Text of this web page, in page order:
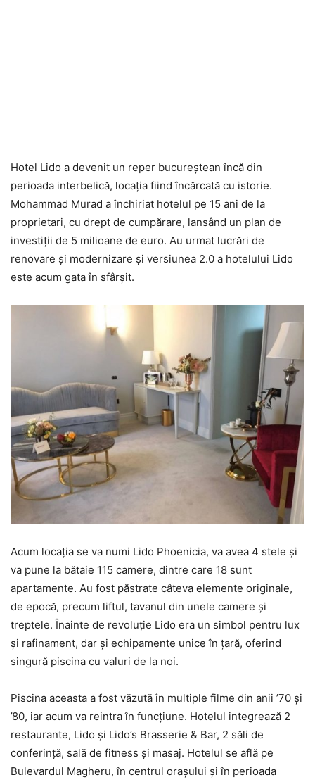
Hotel Lido a devenit un reper bucureştean încă din
perioada interbelică, locaţia fiind încărcată cu istorie.
Mohammad Murad a închiriat hotelul pe 15 ani de la
proprietari, cu drept de cumpărare, lansând un plan de
investiţii de 5 milioane de euro. Au urmat lucrări de
renovare şi modernizare şi versiunea 2.0 a hotelului Lido
este acum gata în sfârşit.
Acum locaţia se va numi Lido Phoenicia, va avea 4 stele şi
va pune la bătaie 115 camere, dintre care 18 sunt
apartamente. Au fost păstrate câteva elemente originale,
de epocă, precum liftul, tavanul din unele camere şi
treptele. Înainte de revoluţie Lido era un simbol pentru lux
şi rafinament, dar şi echipamente unice în ţară, oferind
singură piscina cu valuri de la noi.
Piscina aceasta a fost văzută în multiple filme din anii ’70 şi
’80, iar acum va reintra în funcţiune. Hotelul integrează 2
restaurante, Lido şi Lido’s Brasserie & Bar, 2 săli de
conferinţă, sală de fitness şi masaj. Hotelul se află pe
Bulevardul Magheru, în centrul oraşului şi în perioada